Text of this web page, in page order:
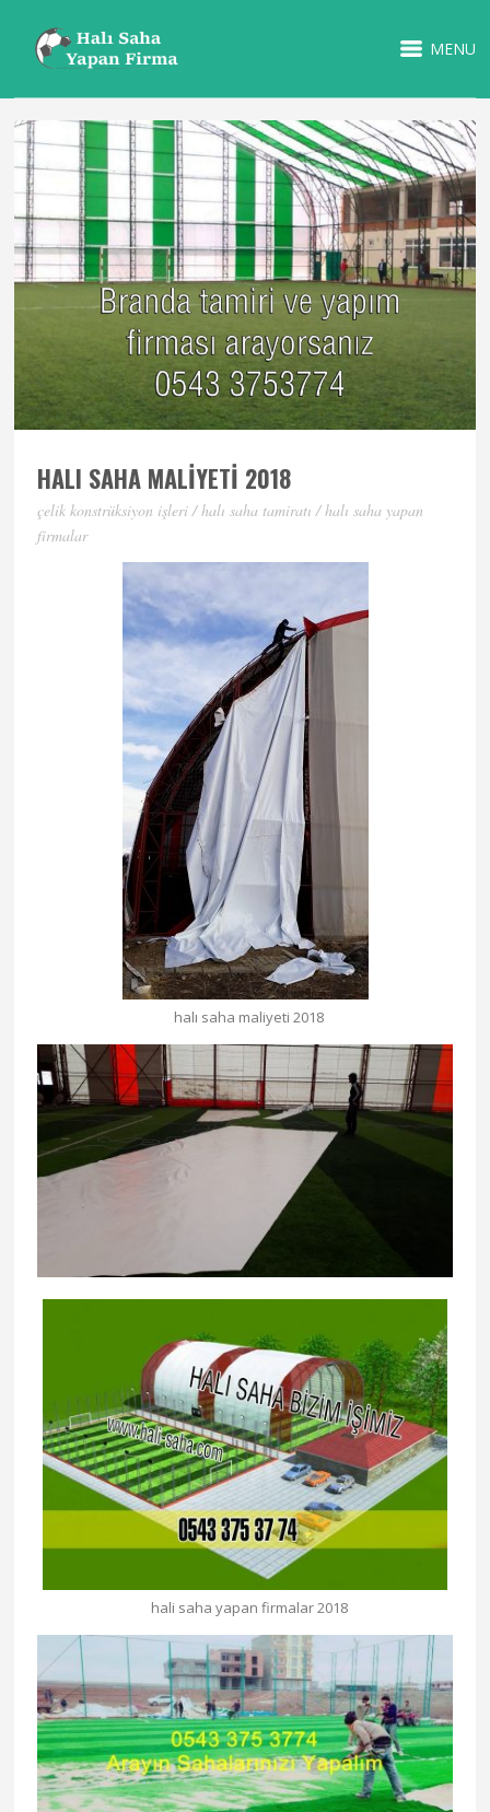
MENU
HALI SAHA MALIYETI 2018
çelik konstrüksiyon i̇şleri / halı saha tamiratı / halı saha yapan
firmalar
halı saha maliyeti 2018
hali saha yapan firmalar 2018